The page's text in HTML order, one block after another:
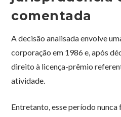
comentada
A decisão analisada envolve
corporação em 1986 e, após
direito à licença-prêmio
atividade.
Entretanto, esse período